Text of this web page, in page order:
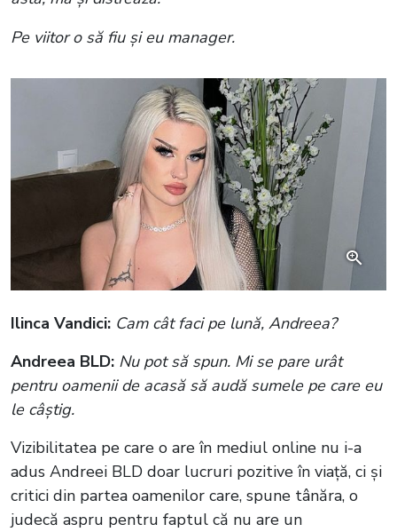
Pe viitor o să fiu și eu manager.
Ilinca Vandici: Cam cât faci pe lună, Andreea?
Andreea BLD: Nu pot să spun. Mi se pare urât
pentru oamenii de acasă să audă sumele pe care eu
le câștig.
Vizibilitatea pe care o are în mediul online nu i-a
adus Andreei BLD doar lucruri pozitive în viață, ci și
critici din partea oamenilor care, spune tânăra, o
judecă aspru pentru faptul că nu are un